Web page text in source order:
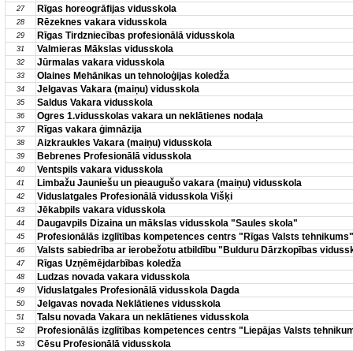
27 Rīgas horeogrāfijas vidusskola
28 Rēzeknes vakara vidusskola
29 Rīgas Tirdzniecības profesionālā vidusskola
31 Valmieras Mākslas vidusskola
32 Jūrmalas vakara vidusskola
33 Olaines Mehānikas un tehnoloģijas koledža
34 Jelgavas Vakara (maiņu) vidusskola
35 Saldus Vakara vidusskola
36 Ogres 1.vidusskolas vakara un neklātienes nodaļa
37 Rīgas vakara ģimnāzija
38 Aizkraukles Vakara (maiņu) vidusskola
39 Bebrenes Profesionālā vidusskola
40 Ventspils vakara vidusskola
41 Limbažu Jauniešu un pieaugušo vakara (maiņu) vidusskola
42 Viduslatgales Profesionālā vidusskola Višķi
43 Jēkabpils vakara vidusskola
44 Daugavpils Dizaina un mākslas vidusskola "Saules skola"
45 Profesionālās izglītības kompetences centrs "Rīgas Valsts
46 Valsts sabiedrība ar ierobežotu atbildību "Bulduru Dārzkopības
47 Rīgas Uzņēmējdarbības koledža
48 Ludzas novada vakara vidusskola
49 Viduslatgales Profesionālā vidusskola Dagda
50 Jelgavas novada Neklātienes vidusskola
51 Talsu novada Vakara un neklātienes vidusskola
52 Profesionālās izglītības kompetences centrs "Liepājas Valsts
53 Cēsu Profesionālā vidusskola